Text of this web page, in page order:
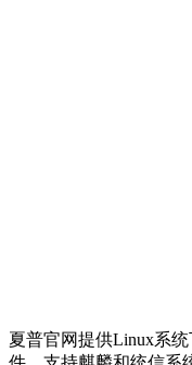
夏普官网提供Linux系